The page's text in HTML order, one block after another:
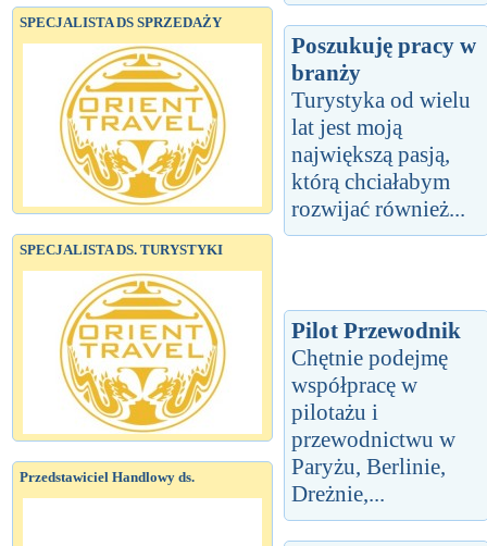
SPECJALISTA DS SPRZEDAŻY
SPECJALISTA DS. TURYSTYKI
Przedstawiciel Handlowy ds.
Poszukuję pracy w
branży
Turystyka od wielu
lat jest moją
największą pasją,
którą chciałabym
rozwijać również...
Pilot Przewodnik
Chętnie podejmę
współpracę w
pilotażu i
przewodnictwu w
Paryżu, Berlinie,
Dreżnie,...